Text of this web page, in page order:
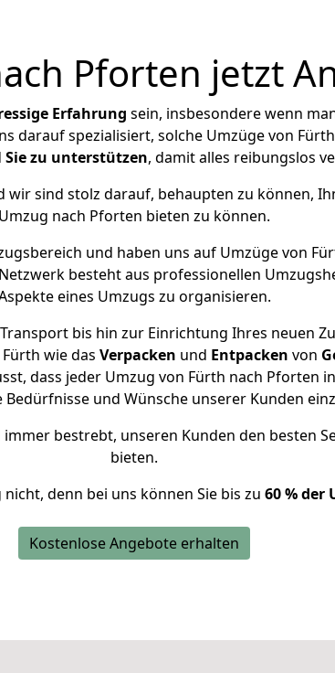
Pforten jetzt
Erfahrung sein, insbesondere wenn
darauf spezialisiert, solche Umzüge von
Sie zu unterstützen, damit alles reibungslos
wir sind stolz darauf, behaupten zu können,
Umzug nach Pforten bieten zu können.
und haben uns auf Umzüge von
besteht aus professionellen
eines Umzugs zu organisieren.
bis hin zur Einrichtung Ihres neuen
wie das Verpacken und Entpacken von
dass jeder Umzug von Fürth nach Pforten
und Wünsche unserer Kunden
bestrebt, unseren Kunden den besten
bieten.
denn bei uns können Sie bis zu 60 % der
Kostenlose Angebote erhalten